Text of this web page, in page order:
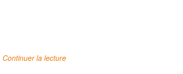
Continuer la lecture